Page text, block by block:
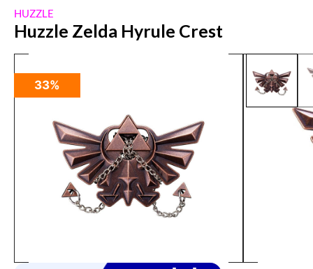
HUZZLE
Huzzle Zelda Hyrule Crest
33%